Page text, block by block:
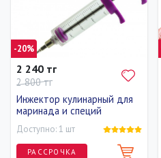
-20%
2 240 тг
2 800 тг
Инжектор кулинарный для
маринада и специй
Доступно: 1 шт
РАССРОЧКА